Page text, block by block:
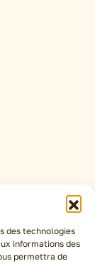
des technologies
informations des
permettra de